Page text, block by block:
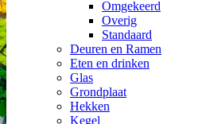
Omgekeerd
Overig
Standaard
Deuren en Ramen
Eten en drinken
Glas
Grondplaat
Hekken
Kegel